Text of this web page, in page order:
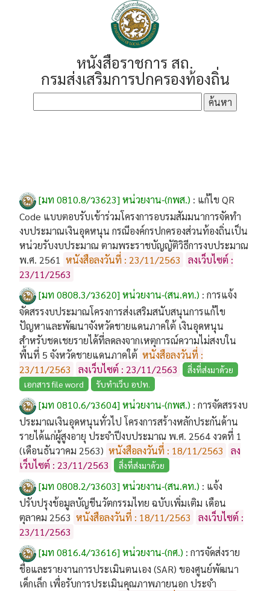
หนังสือราชการ สถ.
กรมส่งเสริมการปกครองท้องถิ่น
[มท 0810.8/ว3623] หน่วยงาน-(กพส.) : แก้ไข QR
Code แบบตอบรับเข้าร่วมโครงการอบรมสัมมนาการจัดทำ
งบประมาณเงินอุดหนุน กรณีองค์กรปกครองส่วนท้องถิ่นเป็น
หน่วยรับงบประมาณ ตามพระราชบัญญัติวิธีการงบประมาณ
พ.ศ. 2561 หนังสือลงวันที่ : 23/11/2563
ลงเว็บไซต์ :
23/11/2563
[มท 0808.3/ว3620] หน่วยงาน-(สน.คท.) : การแจ้ง
จัดสรรงบประมาณโครงการส่งเสริมสนับสนุนการแก้ไข
ปัญหาและพัฒนาจังหวัดชายแดนภาคใต้ เงินอุดหนุน
สำหรับชดเชยรายได้ที่ลดลงจากเหตุการณ์ความไม่สงบใน
พื้นที่ 5 จังหวัดชายแดนภาคใต้ หนังสือลงวันที่ :
23/11/2563
ลงเว็บไซต์ : 23/11/2563
สิ่งที่ส่งมาด้วย
เอกสาร file word
รับทำเว็บ อปท.
[มท 0810.6/ว3604] หน่วยงาน-(กพส.) : การจัดสรรงบ
ประมาณเงินอุดหนุนทั่วไป โครงการสร้างหลักประกันด้าน
รายได้แก่ผู้สูงอายุ ประจำปีงบประมาณ พ.ศ. 2564 งวดที่ 1
(เดือนธันวาคม 2563) หนังสือลงวันที่ : 18/11/2563
ลง
เว็บไซต์ : 23/11/2563
สิ่งที่ส่งมาด้วย
[มท 0808.2/ว3603] หน่วยงาน-(สน.คท.) : แจ้ง
ปรับปรุงข้อมูลบัญชีนวัตกรรมไทย ฉบับเพิ่มเติม เดือน
ตุลาคม 2563 หนังสือลงวันที่ : 18/11/2563
ลงเว็บไซต์ :
23/11/2563
[มท 0816.4/ว3616] หน่วยงาน-(กศ.) : การจัดส่งราย
ชื่อและรายงานการประเมินตนเอง (SAR) ของศูนย์พัฒนา
เด็กเล็ก เพื่อรับการประเมินคุณภาพภายนอก ประจำ